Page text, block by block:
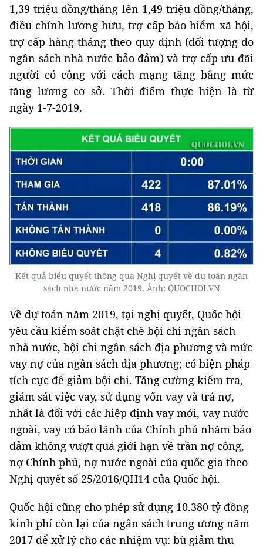
1,39 triệu đồng/tháng lên 1,49 triệu đồng/tháng,
điều chỉnh lương hưu, trợ cấp bảo hiểm xã hội,
trợ cấp hàng tháng theo quy định (đối tượng do
ngân sách nhà nước bảo đảm) và trợ cấp ưu đãi
người có công với cách mạng tăng bằng mức
tăng lương cơ sở. Thời điểm thực hiện là từ
ngày 1-7-2019.
Kết quả biểu quyết thông qua Nghị quyết về dự toán ngân
sách nhà nước năm 2019. Ảnh: QUOCHOI.VN
Về dự toán năm 2019, tại nghị quyết, Quốc hội
yêu cầu kiểm soát chặt chẽ bội chi ngân sách
nhà nước, bội chi ngân sách địa phương và mức
vay nợ của ngân sách địa phương; có biện pháp
tích cực để giảm bội chi. Tăng cường kiểm tra,
giám sát việc vay, sử dụng vốn vay và trả nợ,
nhất là đối với các hiệp định vay mới, vay nước
ngoài, vay có bảo lãnh của Chính phủ nhằm bảo
đảm không vượt quá giới hạn về trần nợ công,
nợ Chính phủ, nợ nước ngoài của quốc gia theo
Nghị quyết số 25/2016/QH14 của Quốc hội.
Quốc hội cũng cho phép sử dụng 10.380 tỷ đồng
kinh phí còn lại của ngân sách trung ương năm
2017 để xử lý cho các nhiệm vụ: bù giảm thu